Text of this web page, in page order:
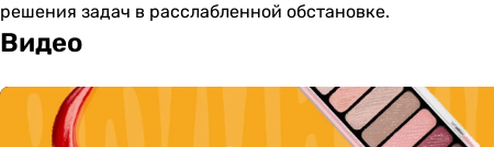
решения задач в расслабленной обстановке.
Видео